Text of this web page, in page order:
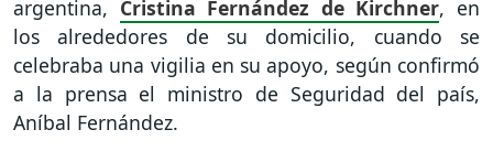
argentina, Cristina Fernández de Kirchner, en
los alrededores de su domicilio, cuando se
celebraba una vigilia en su apoyo, según confirmó
a la prensa el ministro de Seguridad del país,
Aníbal Fernández.